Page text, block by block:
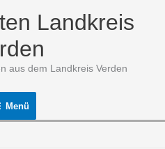
Landkreis
aus dem Landkreis Verden
Menü